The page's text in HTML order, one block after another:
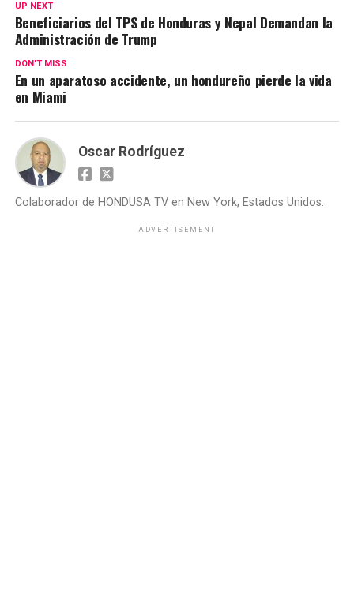
UP NEXT
Beneficiarios del TPS de Honduras y Nepal Demandan la
Administración de Trump
DON'T MISS
En un aparatoso accidente, un hondureño pierde la vida
en Miami
Oscar Rodríguez
Colaborador de HONDUSA TV en New York, Estados Unidos.
ADVERTISEMENT